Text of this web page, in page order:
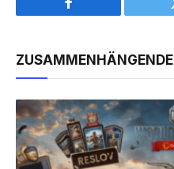
Facebook
ZUSAMMENHÄNGENDE